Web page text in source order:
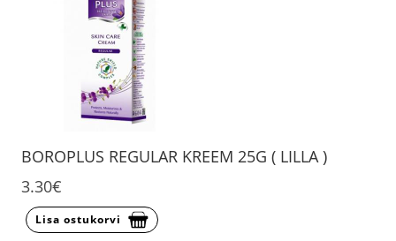
BOROPLUS REGULAR KREEM 25G ( LILLA )
3.30€
Lisa ostukorvi